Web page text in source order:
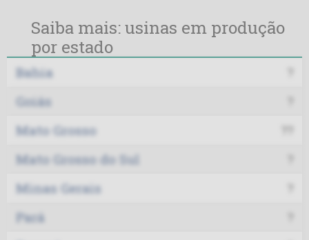
Saiba mais: usinas em produção
por estado
Bahia
Goiás
Mato Grosso
Mato Grosso do Sul
Minas Gerais
Pará